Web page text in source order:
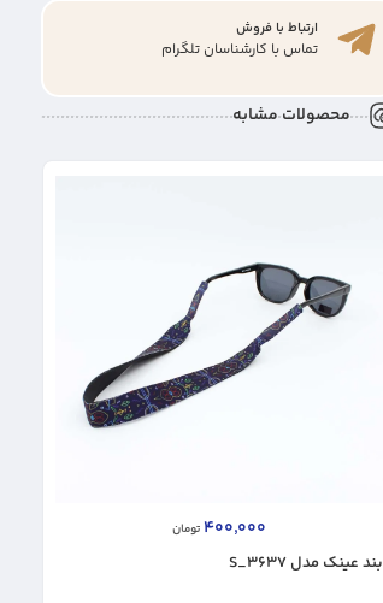
ارتباط با فروش
تماس با کارشناسان تلگرام
محصولات مشابه
400,000تومان
بند عینک مدل S_3637